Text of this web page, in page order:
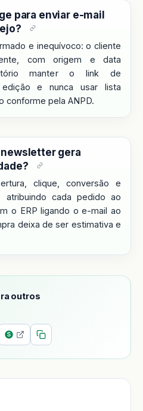
para enviar e-mail
e inequívoco: o cliente
com origem e data
manter o link de
e nunca usar lista
conforme pela ANPD.
newsletter gera
clique, conversão e
atribuindo cada pedido ao
o ERP ligando o e-mail ao
deixa de ser estimativa e
outros